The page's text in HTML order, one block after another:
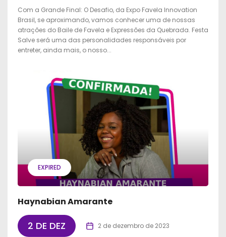
Com a Grande Final: O Desafio, da Expo Favela Innovation
Brasil, se aproximando, vamos conhecer uma de nossas
atrações do Baile de Favela e Expressões da Quebrada. Festa
Salve será uma das personalidades responsáveis por
entreter, ainda mais, o nosso...
EXPIRED
Haynabian Amarante
2 DE DEZ 2 de dezembro de 2023